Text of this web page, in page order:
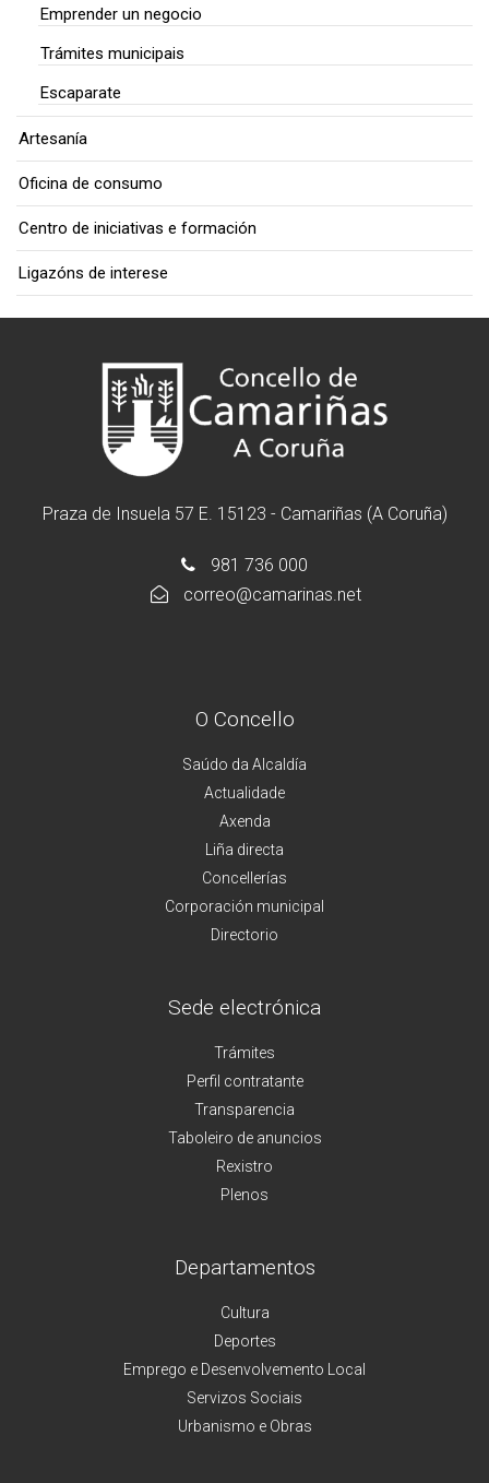
Emprender un negocio
Trámites municipais
Escaparate
Artesanía
Oficina de consumo
Centro de iniciativas e formación
Ligazóns de interese
Praza de Insuela 57 E. 15123 - Camariñas (A Coruña)
981 736 000
correo@camarinas.net
O Concello
Saúdo da Alcaldía
Actualidade
Axenda
Liña directa
Concellerías
Corporación municipal
Directorio
Sede electrónica
Trámites
Perfil contratante
Transparencia
Taboleiro de anuncios
Rexistro
Plenos
Departamentos
Cultura
Deportes
Emprego e Desenvolvemento Local
Servizos Sociais
Urbanismo e Obras